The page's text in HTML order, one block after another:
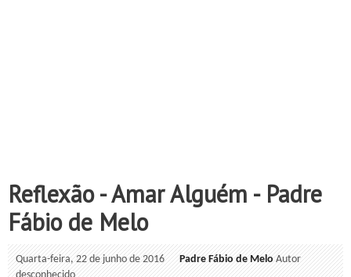
Reflexão - Amar Alguém - Padre
Fábio de Melo
Quarta-feira, 22 de junho de 2016 Padre Fábio de Melo Autor